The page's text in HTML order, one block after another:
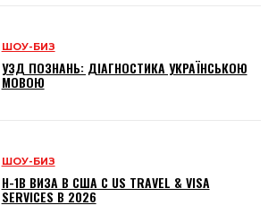
ШОУ-БИЗ
УЗД ПОЗНАНЬ: ДІАГНОСТИКА УКРАЇНСЬКОЮ
МОВОЮ
ШОУ-БИЗ
H-1B ВИЗА В США С US TRAVEL & VISA
SERVICES В 2026